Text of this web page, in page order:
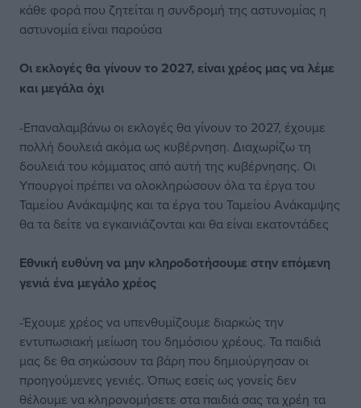
κάθε φορά που ζητείται η συνδρομή της αστυνομίας η
αστυνομία είναι παρούσα
Οι εκλογές θα γίνουν το 2027, είναι χρέος μας να λέμε
και μεγάλα όχι
-Επαναλαμβάνω οι εκλογές θα γίνουν το 2027, έχουμε
πολλή δουλειά ακόμα ως κυβέρνηση. Διαχωρίζω τη
δουλειά του κόμματος από αυτή της κυβέρνησης. Οι
Υπουργοί πρέπει να ολοκληρώσουν όλα τα έργα του
Ταμείου Ανάκαμψης και τα έργα του Ταμείου Ανάκαμψης
θα τα δείτε να εγκαινιάζονται και θα είναι εκατοντάδες
Εθνική ευθύνη να μην κληροδοτήσουμε στην επόμενη
γενιά ένα μεγάλο χρέος
-Έχουμε χρέος να υπενθυμίζουμε διαρκώς την
εντυπωσιακή μείωση του δημόσιου χρέους. Τα παιδιά
μας δε θα σηκώσουν τα βάρη που δημιούργησαν οι
προηγούμενες γενιές. Όπως εσείς ως γονείς δεν
θέλουμε να κληρονομήσετε στα παιδιά σας τα χρέη τα